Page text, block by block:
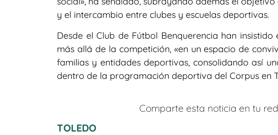
y el intercambio entre clubes y escuelas deportivas.
Desde el Club de Fútbol Benquerencia han
más allá de la competición, «en un espacio de
familias y entidades deportivas, consolidando así
dentro de la programación deportiva del Corpus en
Comparte esta noticia en tu
TOLEDO